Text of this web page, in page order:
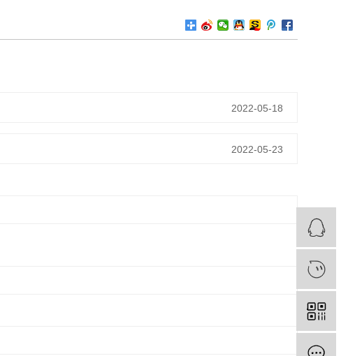
2022-05-18
2022-05-23